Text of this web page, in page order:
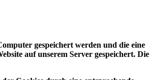
gespeichert werden und die eine
auf unserem Server gespeichert. Die